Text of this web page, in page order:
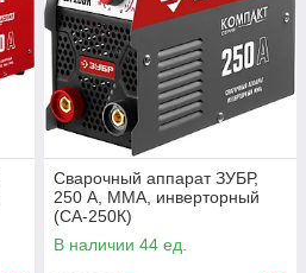
Сварочный аппарат ЗУБР,
250 А, MMA, инверторный
(СА-250К)
В наличии 44 ед.